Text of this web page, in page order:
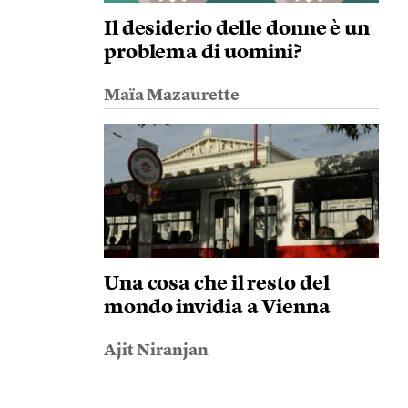
Il desiderio delle donne è un
problema di uomini?
Maïa Mazaurette
Una cosa che il resto del
mondo invidia a Vienna
Ajit Niranjan